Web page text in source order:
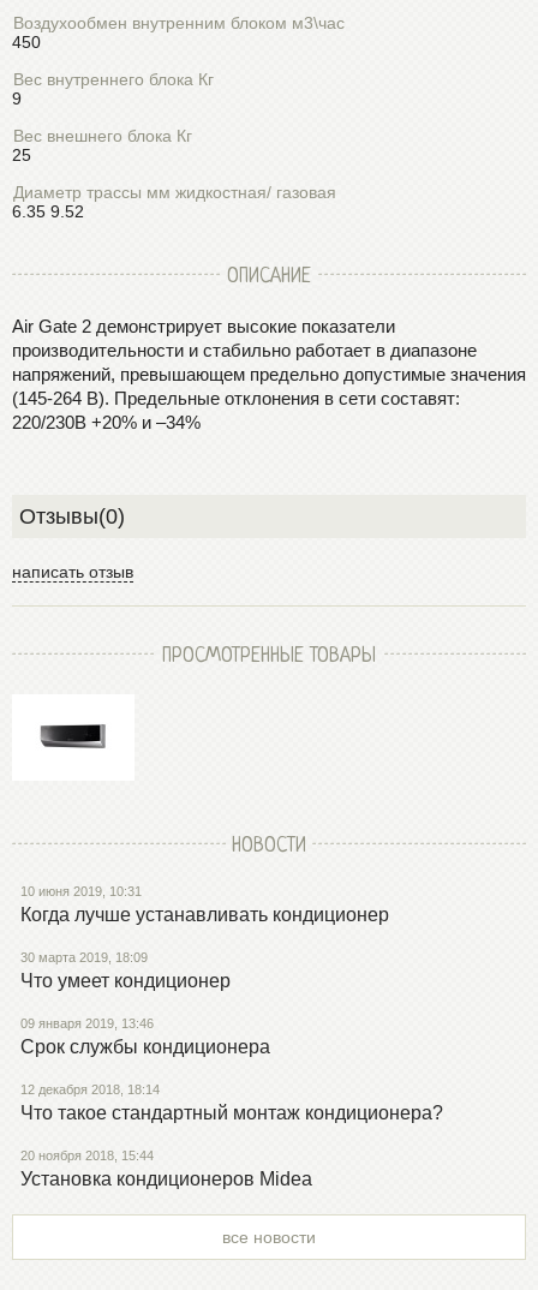
Воздухообмен внутренним блоком м3\час
450
Вес внутреннего блока Кг
9
Вес внешнего блока Кг
25
Диаметр трассы мм жидкостная/ газовая
6.35 9.52
ОПИСАНИЕ
Air Gate 2 демонстрирует высокие показатели
производительности и стабильно работает в диапазоне
напряжений, превышающем предельно допустимые значения
(145-264 B). Предельные отклонения в сети составят:
220/230B +20% и –34%
Отзывы(0)
написать отзыв
ПРОСМОТРЕННЫЕ ТОВАРЫ
НОВОСТИ
10 июня 2019, 10:31
Когда лучше устанавливать кондиционер
30 марта 2019, 18:09
Что умеет кондиционер
09 января 2019, 13:46
Срок службы кондиционера
12 декабря 2018, 18:14
Что такое стандартный монтаж кондиционера?
20 ноября 2018, 15:44
Установка кондиционеров Midea
все новости